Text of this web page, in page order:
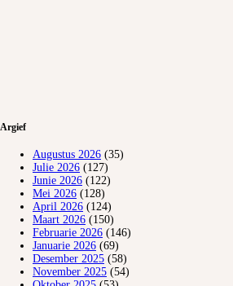
Argief
Augustus 2026 (35)
Julie 2026 (127)
Junie 2026 (122)
Mei 2026 (128)
April 2026 (124)
Maart 2026 (150)
Februarie 2026 (146)
Januarie 2026 (69)
Desember 2025 (58)
November 2025 (54)